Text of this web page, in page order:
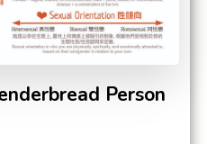
Person